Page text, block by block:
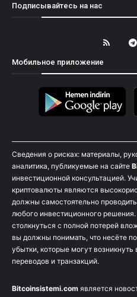
Подписывайтесь на нас
Мобильное приложение
Сведения о рисках: материалы,
аналитика, публикуемые на сайте
инвестиционной консультацией.
криптовалюты являются
должны самостоятельно
любого инвестиционного
столкнуться с полной потерей
вы должны понимать, что несёте
убытки, которые могут возникнуть
переводов и транзакций.
Bitcoinsistemi.com является